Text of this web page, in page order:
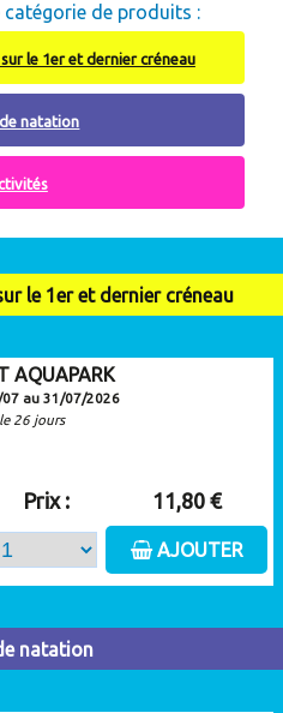
catégorie de produits :
le 1er et dernier créneau
natation
le 1er et dernier créneau
AQUAPARK
au 31/07/2026
26 jours
Prix : 11,80 €
AJOUTER
natation